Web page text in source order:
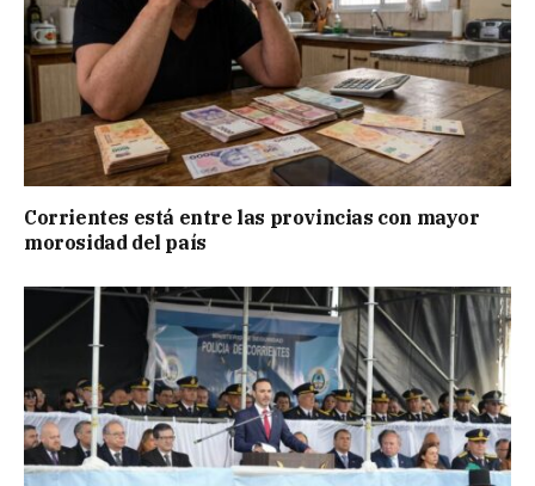
Corrientes está entre las provincias con mayor
morosidad del país